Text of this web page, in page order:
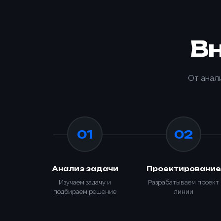
От
01
Анализ задачи
Изучаем задачу и
подбираем решение
02
Проектирование
Разрабатываем проект
линии
Способ
📎